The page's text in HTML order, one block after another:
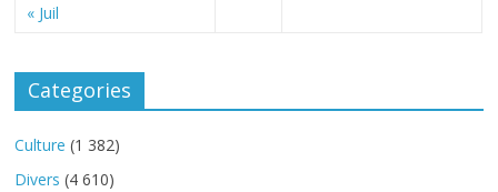
« Juil
Categories
Culture (1 382)
Divers (4 610)